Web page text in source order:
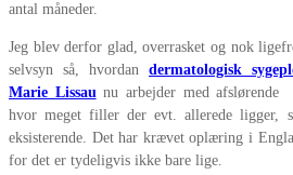
antal måneder.
Jeg blev derfor glad, overrasket og nok
selvsyn så, hvordan dermatologisk
Marie Lissaunu arbejder med
hvor meget filler der evt. allerede ligger,
eksisterende. Det har krævet oplæring i
for det er tydeligvis ikke bare lige.